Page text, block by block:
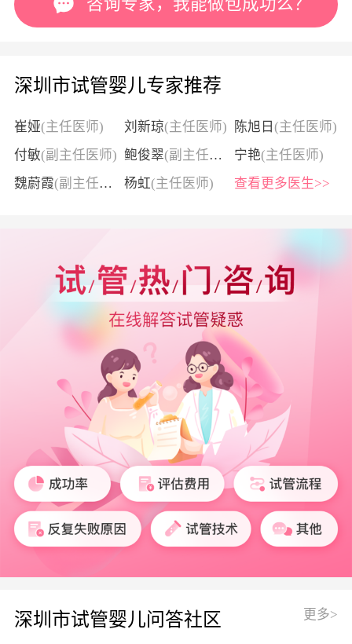
深圳市试管婴儿专家推荐
崔娅(主任医师) 刘新琼(主任医师) 陈旭日 (主任医师)
付敏(副主任医师) 鲍俊翠(副主任医师) 宁艳(主任医师)
魏蔚霞(副主任医师) 杨虹(主任医师) 查看更多医生>>
深圳市试管婴儿问答社区 更多>